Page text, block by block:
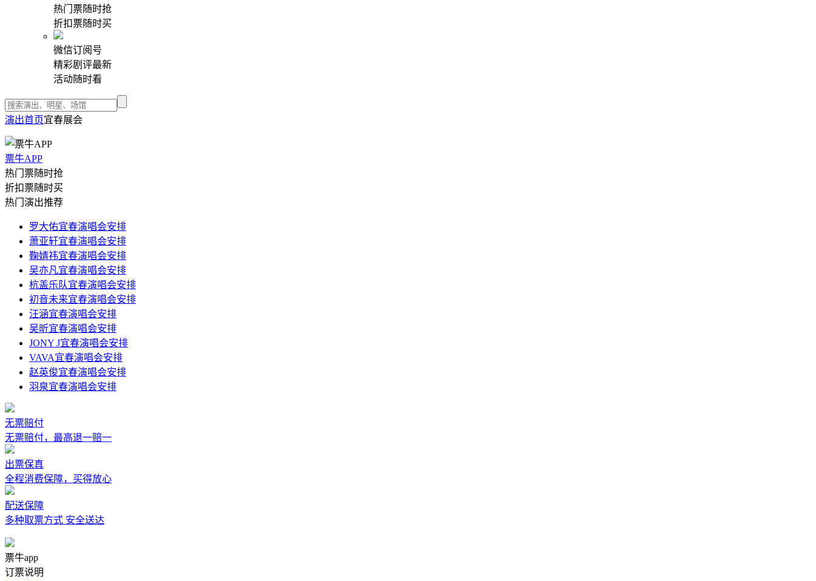
热门票随时抢
折扣票随时买
微信订阅号
精彩剧评最新
活动随时看
演出首页宜春展会
票牛APP
热门票随时抢
折扣票随时买
热门演出推荐
罗大佑宜春演唱会安排
萧亚轩宜春演唱会安排
鞠婧祎宜春演唱会安排
吴亦凡宜春演唱会安排
杭盖乐队宜春演唱会安排
初音未来宜春演唱会安排
汪涵宜春演唱会安排
吴昕宜春演唱会安排
JONY J宜春演唱会安排
VAVA宜春演唱会安排
赵英俊宜春演唱会安排
羽泉宜春演唱会安排
无票赔付
无票赔付，最高退一赔一
出票保真
全程消费保障，买得放心
配送保障
多种取票方式 安全送达
票牛app
订票说明